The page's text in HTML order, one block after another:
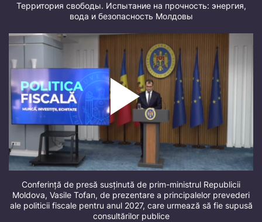
Территория свободы. Испытание на прочность: энергия,
вода и безопасность Молдовы
Conferință de presă susținută de prim-ministrul Republicii
Moldova, Vasile Tofan, de prezentare a principalelor prevederi
ale politicii fiscale pentru anul 2027, care urmează să fie supusă
consultărilor publice